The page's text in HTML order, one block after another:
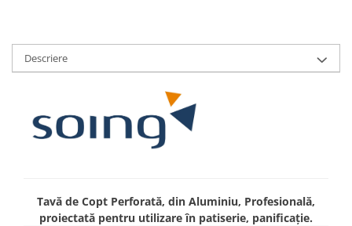
Descriere
Tavă de Copt Perforată, din Aluminiu, Profesională,
proiectată pentru utilizare în patiserie, panificație.